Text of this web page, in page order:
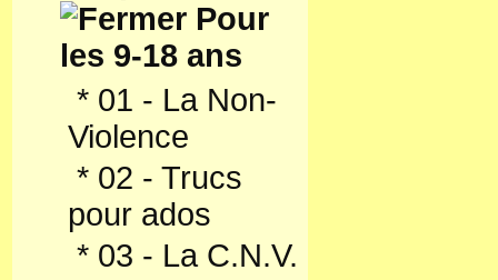
Pour
les 9-18 ans
* 01 - La Non-
Violence
* 02 - Trucs
pour ados
* 03 - La C.N.V.